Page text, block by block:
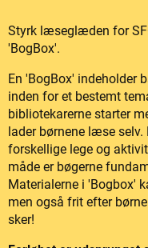
Styrk læseglæden for
'BogBox'.
En 'BogBox' indeholder
inden for et bestemt
bibliotekarerne starter
lader børnene læse selv.
forskellige lege og
måde er bøgerne
Materialerne i 'Bogbox'
men også frit efter
sker!